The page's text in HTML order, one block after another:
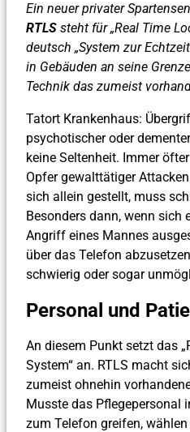
Ein neuer privater
RTLS steht für „Real Time
deutsch „System zur
in Gebäuden an seine
Technik das zumeist
Tatort Krankenhaus:
psychotischer oder
keine Seltenheit. Immer
Opfer gewalttätiger
sich allein gestellt, muss
Besonders dann, wenn sich
Angriff eines Mannes
über das Telefon
schwierig oder sogar
Personal und
An diesem Punkt setzt das
System“ an. RTLS macht
zumeist ohnehin
Musste das Pflegepersonal
zum Telefon greifen,